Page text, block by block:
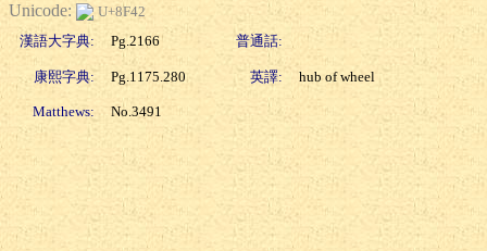
Unicode:
U+8F42
漢語大字典:
Pg.2166 普通話:
康熙字典: Pg.1175.280 英譯: hub of wheel
Matthews: No.3491